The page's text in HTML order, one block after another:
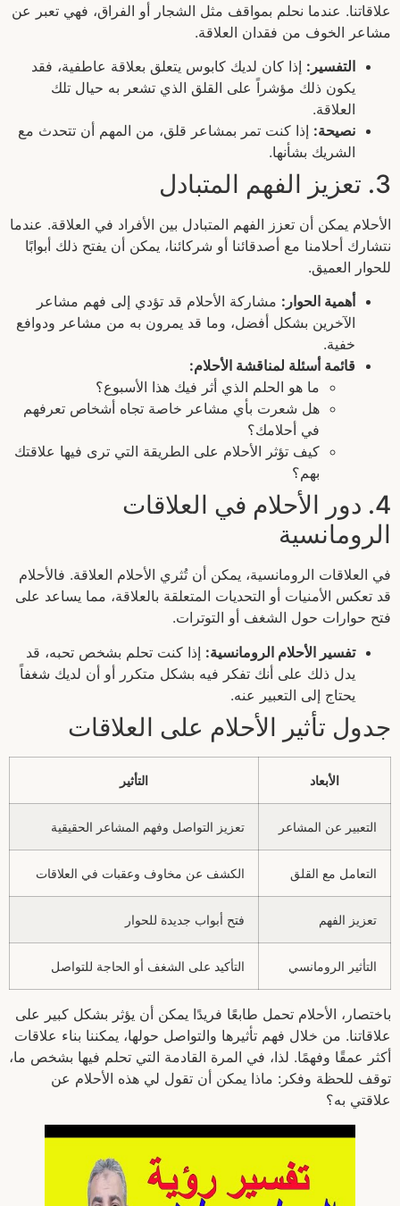
علاقاتنا. عندما نحلم بمواقف مثل الشجار أو الفراق، فهي تعبر عن
مشاعر الخوف من فقدان العلاقة.
التفسير: إذا كان لديك كابوس يتعلق بعلاقة عاطفية، فقد
يكون ذلك مؤشراً على القلق الذي تشعر به حيال تلك
العلاقة.
نصيحة: إذا كنت تمر بمشاعر قلق، من المهم أن تتحدث مع
الشريك بشأنها.
3. تعزيز الفهم المتبادل
الأحلام يمكن أن تعزز الفهم المتبادل بين الأفراد في العلاقة. عندما
نتشارك أحلامنا مع أصدقائنا أو شركائنا، يمكن أن يفتح ذلك أبوابًا
للحوار العميق.
أهمية الحوار: مشاركة الأحلام قد تؤدي إلى فهم مشاعر
الآخرين بشكل أفضل، وما قد يمرون به من مشاعر ودوافع
خفية.
قائمة أسئلة لمناقشة الأحلام:
ما هو الحلم الذي أثر فيك هذا الأسبوع؟
هل شعرت بأي مشاعر خاصة تجاه أشخاص تعرفهم
في أحلامك؟
كيف تؤثر الأحلام على الطريقة التي ترى فيها علاقتك
بهم؟
4. دور الأحلام في العلاقات
الرومانسية
في العلاقات الرومانسية، يمكن أن تُثري الأحلام العلاقة. فالأحلام
قد تعكس الأمنيات أو التحديات المتعلقة بالعلاقة، مما يساعد على
فتح حوارات حول الشغف أو التوترات.
تفسير الأحلام الرومانسية: إذا كنت تحلم بشخص تحبه، قد
يدل ذلك على أنك تفكر فيه بشكل متكرر أو أن لديك شغفاً
يحتاج إلى التعبير عنه.
جدول تأثير الأحلام على العلاقات
الأبعاد التأثير
التعبير عن المشاعر تعزيز التواصل وفهم المشاعر الحقيقية
التعامل مع القلق الكشف عن مخاوف وعقبات في العلاقات
تعزيز الفهم فتح أبواب جديدة للحوار
التأثير الرومانسي التأكيد على الشغف أو الحاجة للتواصل
باختصار، الأحلام تحمل طابعًا فريدًا يمكن أن يؤثر بشكل كبير على
علاقاتنا. من خلال فهم تأثيرها والتواصل حولها، يمكننا بناء علاقات
أكثر عمقًا وفهمًا. لذا، في المرة القادمة التي تحلم فيها بشخص ما،
توقف للحظة وفكر: ماذا يمكن أن تقول لي هذه الأحلام عن
علاقتي به؟